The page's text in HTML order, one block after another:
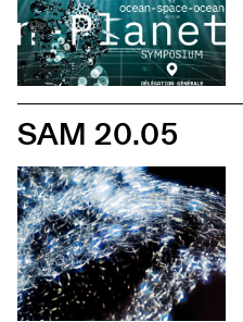
SAM 20.05